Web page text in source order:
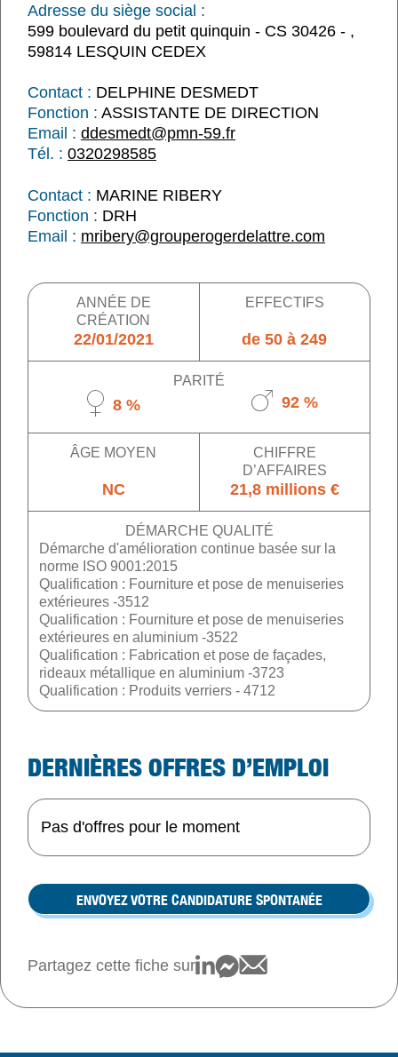
Adresse du siège social :
599 boulevard du petit quinquin - CS 30426 - ,
59814 LESQUIN CEDEX
Contact : DELPHINE DESMEDT
Fonction : ASSISTANTE DE DIRECTION
Email : ddesmedt@pmn-59.fr
Tél. : 0320298585
Contact : MARINE RIBERY
Fonction : DRH
Email : mribery@grouperogerdelattre.com
ANNÉE DE
CRÉATION
22/01/2021
EFFECTIFS
de 50 à 249
PARITÉ
8 % 92 %
ÂGE MOYEN
NC
CHIFFRE
D’AFFAIRES
21,8 millions €
DÉMARCHE QUALITÉ
Démarche d'amélioration continue basée sur la
norme ISO 9001:2015
Qualification : Fourniture et pose de menuiseries
extérieures -3512
Qualification : Fourniture et pose de menuiseries
extérieures en aluminium -3522
Qualification : Fabrication et pose de façades,
rideaux métallique en aluminium -3723
Qualification : Produits verriers - 4712
DERNIÈRES OFFRES D’EMPLOI
Pas d'offres pour le moment
ENVOYEZ VOTRE CANDIDATURE SPONTANÉE
Partagez cette fiche sur